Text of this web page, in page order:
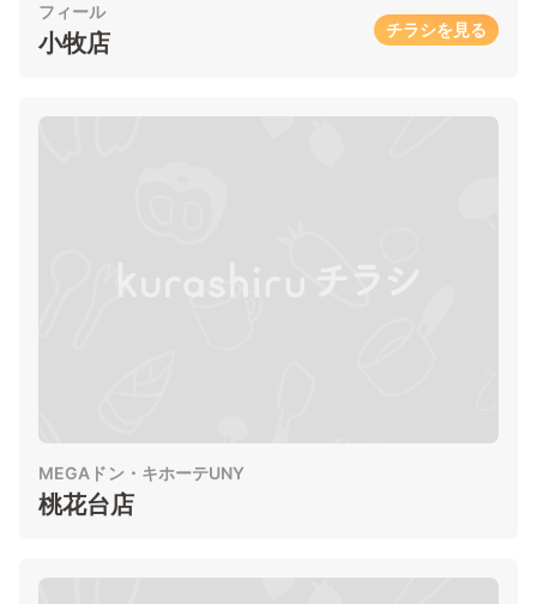
フィール
小牧店 チラシを見る
MEGAドン・キホーテUNY
桃花台店